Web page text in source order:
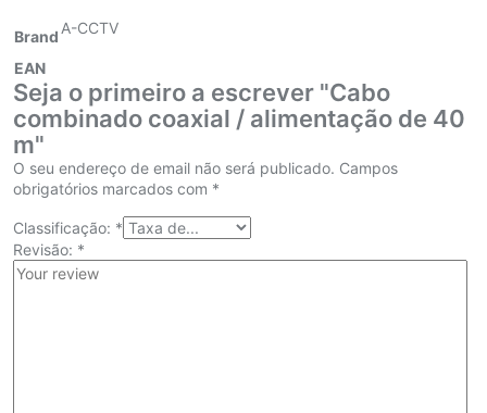
BrandA-CCTV
EAN
Seja o primeiro a escrever "Cabo
combinado coaxial / alimentação de 40
m"
O seu endereço de email não será publicado. Campos
obrigatórios marcados com *
Classificação: *
Revisão: *